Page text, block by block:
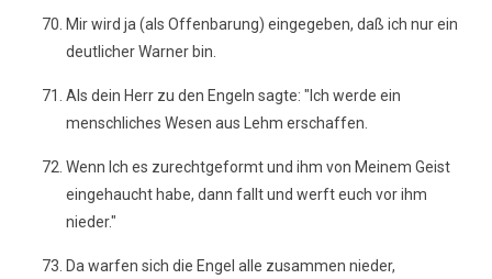
Mir wird ja (als Offenbarung) eingegeben, daß ich nur ein
deutlicher Warner bin.
Als dein Herr zu den Engeln sagte: "Ich werde ein
menschliches Wesen aus Lehm erschaffen.
Wenn Ich es zurechtgeformt und ihm von Meinem Geist
eingehaucht habe, dann fallt und werft euch vor ihm
nieder."
Da warfen sich die Engel alle zusammen nieder,